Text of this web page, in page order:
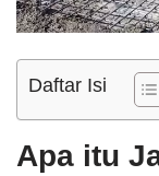
Daftar Isi
Apa itu